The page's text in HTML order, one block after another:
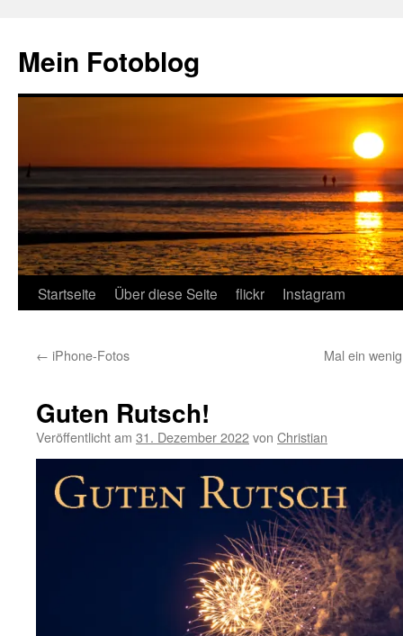
springen
Mein Fotoblog
Startseite Über diese Seite flickr Instagram
← iPhone-Fotos Mal ein
Guten Rutsch!
Veröffentlicht am 31. Dezember 2022von Christian